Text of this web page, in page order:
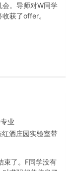
。导师对W同学
获了offer。
业
酒庄园实验室带
束了。F同学没有